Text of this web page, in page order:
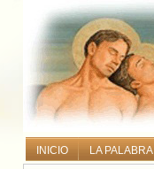
INICIO LA PALABRA